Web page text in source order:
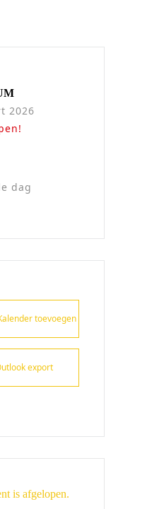
2026
dag
toevoegen
export
is afgelopen.